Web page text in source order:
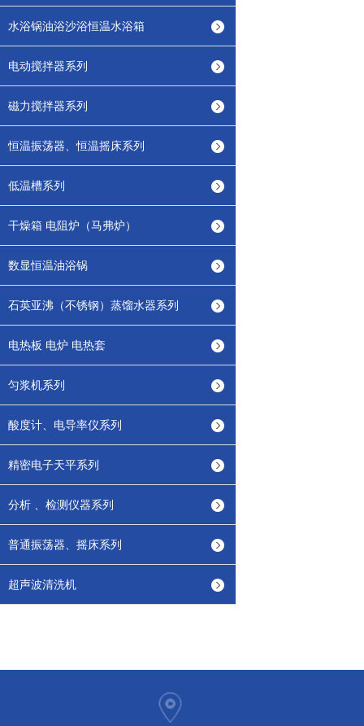
水浴锅油浴沙浴恒温水浴箱
电动搅拌器系列
磁力搅拌器系列
恒温振荡器、恒温摇床系列
低温槽系列
干燥箱 电阻炉（马弗炉）
数显恒温油浴锅
石英亚沸（不锈钢）蒸馏水器系列
电热板 电炉 电热套
匀浆机系列
酸度计、电导率仪系列
精密电子天平系列
分析 、检测仪器系列
普通振荡器、摇床系列
超声波清洗机